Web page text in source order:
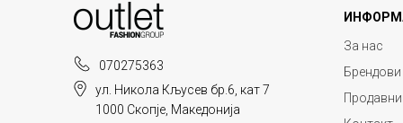
070275363
ул. Никола Кљусев бр.6, кат 7
1000 Скопје, Македонија
За нас
Брендови